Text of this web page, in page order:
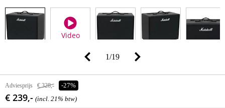
Video
1/19
Adviesprijs € 328,- -27%
€ 239,- (incl. 21% btw)